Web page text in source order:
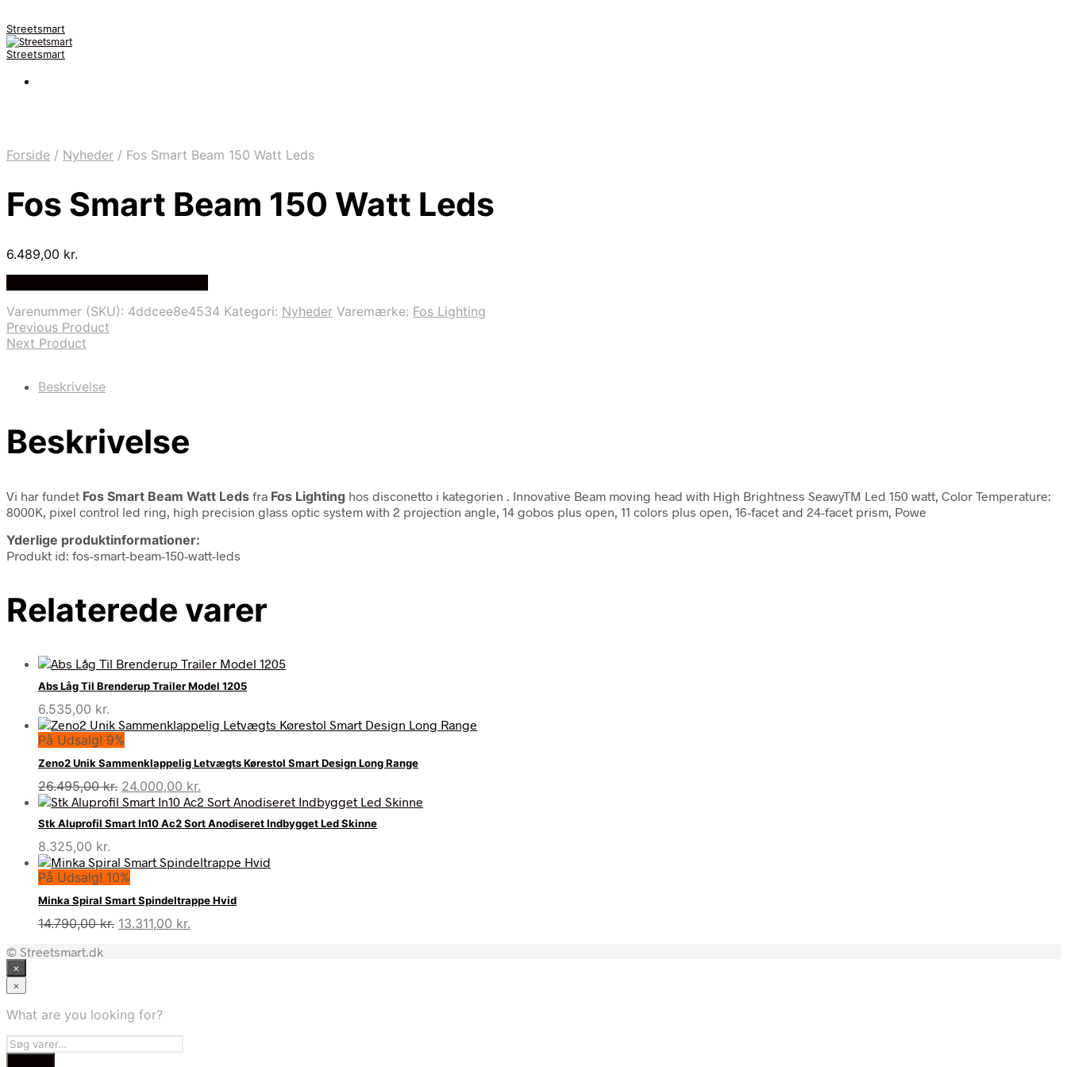
Streetsmart
Streetsmart
Forside / Nyheder / Fos Smart Beam 150 Watt Leds
Fos Smart Beam 150 Watt Leds
6.489,00 kr.
Varenummer (SKU): 4ddcee8e4534 Kategori: Nyheder Varemærke: Fos Lighting
Previous Product
Next Product
Beskrivelse
Beskrivelse
Vi har fundet Fos Smart Beam Watt Leds fra Fos Lighting hos disconetto i kategorien
. Innovative Beam moving head with High Brightness SeawyTM Led 150 watt, Color Temperature:
8000K, pixel control led ring, high precision glass optic system with 2 projection angle, 14 gobos plus open, 11 colors plus open, 16-facet and 24-facet prism, Powe
Yderlige produktinformationer:
Produkt id: fos-smart-beam-150-watt-leds
Relaterede varer
Abs Låg Til Brenderup Trailer Model 1205
6.535,00 kr.
På Udsalg! 9%
Zeno2 Unik Sammenklappelig Letvægts Kørestol Smart Design Long Range
26.495,00kr. Den
oprindelige
pris
var:
24.000,00 kr.
aktuelle
pris
er:
Stk Aluprofil Smart In10 Ac2 Sort Anodiseret Indbygget Led Skinne
8.325,00 kr.
På Udsalg! 10%
Minka Spiral Smart Spindeltrappe Hvid
14.790,00kr. Den
13.311,00 kr.
© Streetsmart.dk
×
×
What are you looking for?